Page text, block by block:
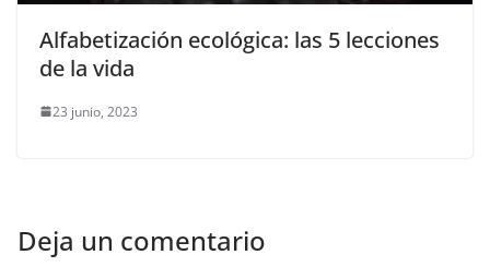
Alfabetización ecológica: las 5 lecciones
de la vida
23 junio, 2023
Deja un comentario